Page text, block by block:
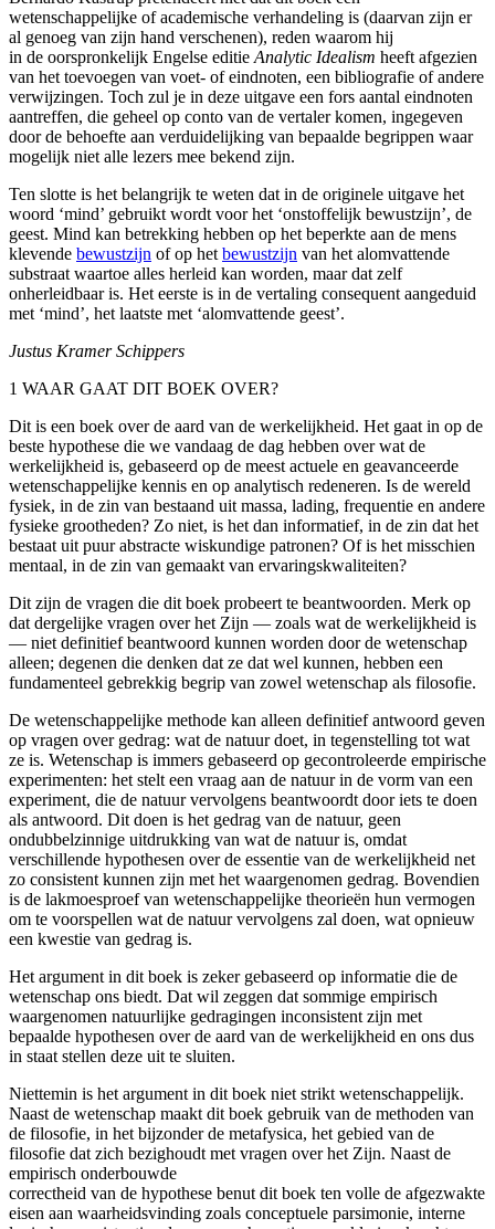
wetenschappelijke of academische verhandeling is (daarvan zijn er
al genoeg van zijn hand verschenen), reden waarom hij
in de oorspronkelijk Engelse editie Analytic Idealism heeft afgezien
van het toevoegen van voet- of eindnoten, een bibliografie of andere
verwijzingen. Toch zul je in deze uitgave een fors aantal eindnoten
aantreffen, die geheel op conto van de vertaler komen, ingegeven
door de behoefte aan verduidelijking van bepaalde begrippen waar
mogelijk niet alle lezers mee bekend zijn.
Ten slotte is het belangrijk te weten dat in de originele uitgave het
woord ‘mind’ gebruikt wordt voor het ‘onstoffelijk bewustzijn’, de
geest. Mind kan betrekking hebben op het beperkte aan de mens
klevende bewustzijn of op het bewustzijn van het alomvattende
substraat waartoe alles herleid kan worden, maar dat zelf
onherleidbaar is. Het eerste is in de vertaling consequent aangeduid
met ‘mind’, het laatste met ‘alomvattende geest’.
Justus Kramer Schippers
1 WAAR GAAT DIT BOEK OVER?
Dit is een boek over de aard van de werkelijkheid. Het gaat in op de
beste hypothese die we vandaag de dag hebben over wat de
werkelijkheid is, gebaseerd op de meest actuele en geavanceerde
wetenschappelijke kennis en op analytisch redeneren. Is de wereld
fysiek, in de zin van bestaand uit massa, lading, frequentie en andere
fysieke grootheden? Zo niet, is het dan informatief, in de zin dat het
bestaat uit puur abstracte wiskundige patronen? Of is het misschien
mentaal, in de zin van gemaakt van ervaringskwaliteiten?
Dit zijn de vragen die dit boek probeert te beantwoorden. Merk op
dat dergelijke vragen over het Zijn — zoals wat de werkelijkheid is
— niet definitief beantwoord kunnen worden door de wetenschap
alleen; degenen die denken dat ze dat wel kunnen, hebben een
fundamenteel gebrekkig begrip van zowel wetenschap als filosofie.
De wetenschappelijke methode kan alleen definitief antwoord geven
op vragen over gedrag: wat de natuur doet, in tegenstelling tot wat
ze is. Wetenschap is immers gebaseerd op gecontroleerde empirische
experimenten: het stelt een vraag aan de natuur in de vorm van een
experiment, die de natuur vervolgens beantwoordt door iets te doen
als antwoord. Dit doen is het gedrag van de natuur, geen
ondubbelzinnige uitdrukking van wat de natuur is, omdat
verschillende hypothesen over de essentie van de werkelijkheid net
zo consistent kunnen zijn met het waargenomen gedrag. Bovendien
is de lakmoesproef van wetenschappelijke theorieën hun vermogen
om te voorspellen wat de natuur vervolgens zal doen, wat opnieuw
een kwestie van gedrag is.
Het argument in dit boek is zeker gebaseerd op informatie die de
wetenschap ons biedt. Dat wil zeggen dat sommige empirisch
waargenomen natuurlijke gedragingen inconsistent zijn met
bepaalde hypothesen over de aard van de werkelijkheid en ons dus
in staat stellen deze uit te sluiten.
Niettemin is het argument in dit boek niet strikt wetenschappelijk.
Naast de wetenschap maakt dit boek gebruik van de methoden van
de filosofie, in het bijzonder de metafysica, het gebied van de
filosofie dat zich bezighoudt met vragen over het Zijn. Naast de
empirisch onderbouwde
correctheid van de hypothese benut dit boek ten volle de afgezwakte
eisen aan waarheidsvinding zoals conceptuele parsimonie, interne